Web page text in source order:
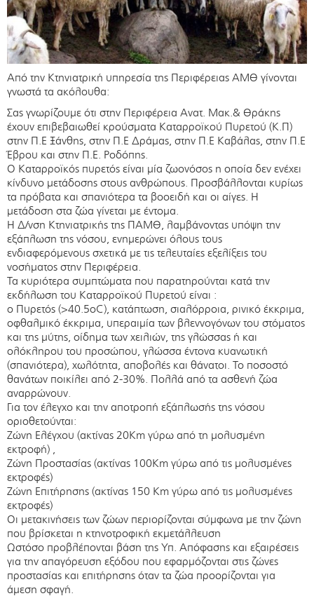
Από την Κτηνιατρική υπηρεσία της Περιφέρειας ΑΜΘ γίνονται
γνωστά τα ακόλουθα:
Σας γνωρίζουμε ότι στην Περιφέρεια Ανατ. Μακ.& Θράκης
έχουν επιβεβαιωθεί κρούσματα Καταρροϊκού Πυρετού (Κ.Π)
στην Π.Ε Ξάνθης, στην Π.Ε Δράμας, στην Π.Ε Καβάλας, στην Π.Ε
Έβρου και στην Π.Ε. Ροδόπης.
Ο Καταρροϊκός πυρετός είναι μία ζωονόσος η οποία δεν ενέχει
κίνδυνο μετάδοσης στους ανθρώπους. Προσβάλλονται κυρίως
τα πρόβατα και σπανιότερα τα βοοειδή και οι αίγες. Η
μετάδοση στα ζώα γίνεται με έντομα.
Η Δ/νση Κτηνιατρικής της ΠΑΜΘ, λαμβάνοντας υπόψη την
εξάπλωση της νόσου, ενημερώνει όλους τους
ενδιαφερόμενους σχετικά με τις τελευταίες εξελίξεις του
νοσήματος στην Περιφέρεια.
Τα κυριότερα συμπτώματα που παρατηρούνται κατά την
εκδήλωση του Καταρροϊκού Πυρετού είναι :
o Πυρετός (>40.5οC), κατάπτωση, σιαλόρροια, ρινικό έκκριμα,
οφθαλμικό έκκριμα, υπεραιμία των βλεννογόνων του στόματος
και της μύτης, οίδημα των χειλιών, της γλώσσας ή και
ολόκληρου του προσώπου, γλώσσα έντονα κυανωτική
(σπανιότερα), χωλότητα, αποβολές και θάνατοι. Το ποσοστό
θανάτων ποικίλει από 2-30%. Πολλά από τα ασθενή ζώα
αναρρώνουν.
Για τον έλεγχο και την αποτροπή εξάπλωσής της νόσου
οριοθετούνται:
Ζώνη Ελέγχου (ακτίνας 20Km γύρω από τη μολυσμένη
εκτροφή) ,
Ζώνη Προστασίας (ακτίνας 100Km γύρω από τις μολυσμένες
εκτροφές)
Ζώνη Επιτήρησης (ακτίνας 150 Km γύρω από τις μολυσμένες
εκτροφές)
Οι μετακινήσεις των ζώων περιορίζονται σύμφωνα με την ζώνη
που βρίσκεται η κτηνοτροφική εκμετάλλευση
Ωστόσο προβλέπονται βάση της Υπ. Απόφασης και εξαιρέσεις
για την απαγόρευση εξόδου που εφαρμόζονται στις ζώνες
προστασίας και επιτήρησης όταν τα ζώα προορίζονται για
άμεση σφαγή.